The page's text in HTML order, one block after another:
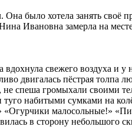
Она было хотела занять
Ивановна замерла на
свежего воздуха и
двигалась пёстрая толпа
спеша громыхали своими
набитыми сумками на
«Огурчики малосольные!»
в сторону небольшого